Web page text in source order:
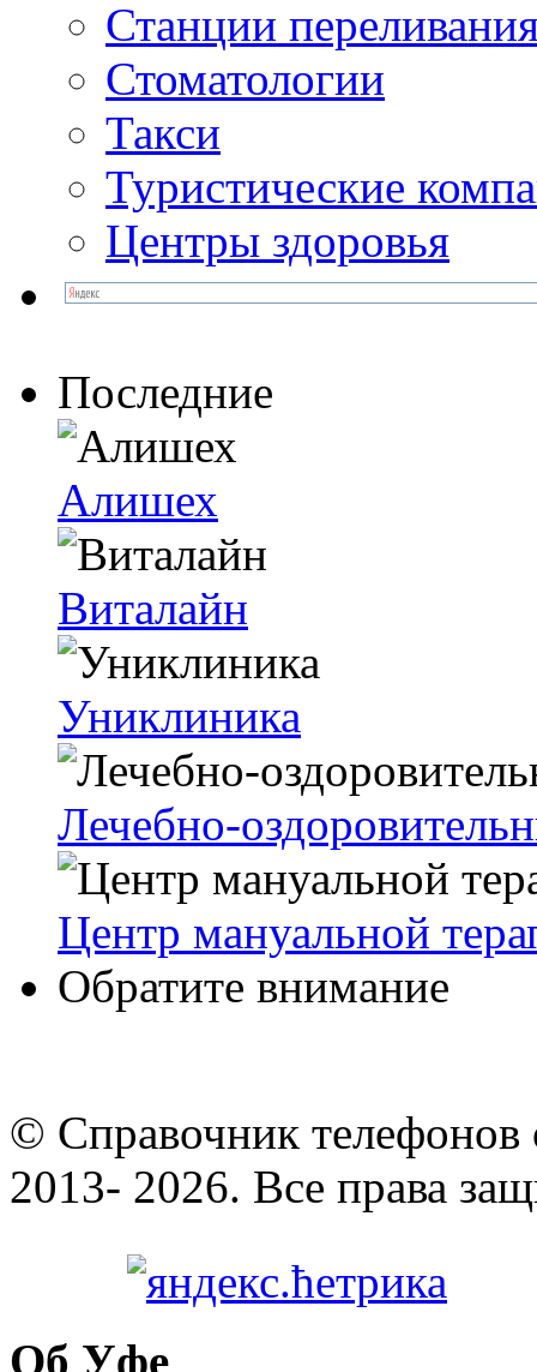
Станции
Стоматологии
Такси
Туристические
Центры здоровья
Последние
Алишех
Виталайн
Униклиника
Лечебно-
Центр мануальной
Обратите внимание
© Cправочник телефонов
2013- 2026. Все права
Об Уфе